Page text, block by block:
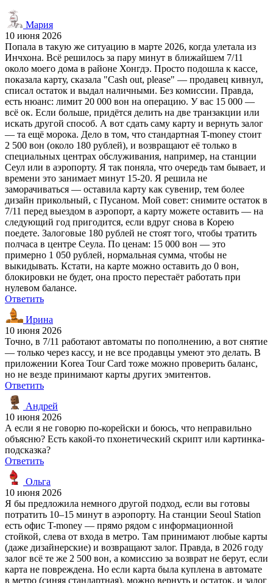
Мария
10 июня 2026
Попала в такую же ситуацию в марте 2026, когда улетала из
Инчхона. Всё решилось за пару минут в ближайшем 7/11
около моего дома в районе Хонгдэ. Просто подошла к кассе,
показала карту, сказала "Cash out, please" — продавец кивнул,
списал остаток и выдал наличными. Без комиссии. Правда,
есть нюанс: лимит 20 000 вон на операцию. У вас 15 000 —
всё ок. Если больше, придётся делить на две транзакции или
искать другой способ. А вот сдать саму карту и вернуть залог
— та ещё морока. Дело в том, что стандартная T-money стоит
2 500 вон (около 180 рублей), и возвращают её только в
специальных центрах обслуживания, например, на станции
Сеул или в аэропорту. Я так поняла, что очередь там бывает, и
времени это занимает минут 15-20. Я решила не
заморачиваться — оставила карту как сувенир, тем более
дизайн прикольный, с Пусаном. Мой совет: снимите остаток в
7/11 перед выездом в аэропорт, а карту можете оставить — на
следующий год пригодится, если вдруг снова в Корею
поедете. Залоговые 180 рублей не стоят того, чтобы тратить
полчаса в центре Сеула. По ценам: 15 000 вон — это
примерно 1 050 рублей, нормальная сумма, чтобы не
выкидывать. Кстати, на карте можно оставить до 0 вон,
блокировки не будет, она просто перестаёт работать при
нулевом балансе.
Ответить
Ирина
10 июня 2026
Точно, в 7/11 работают автоматы по пополнению, а вот снятие
— только через кассу, и не все продавцы умеют это делать. В
приложении Korea Tour Card тоже можно проверить баланс,
но не везде принимают карты других эмитентов.
Ответить
Андрей
10 июня 2026
А если я не говорю по-корейски и боюсь, что неправильно
объясню? Есть какой-то пхонетический скрипт или картинка-
подсказка?
Ответить
Ольга
10 июня 2026
Я бы предложила немного другой подход, если вы готовы
потратить 10–15 минут в аэропорту. На станции Seoul Station
есть офис T-money — прямо рядом с информационной
стойкой, слева от входа в метро. Там принимают любые карты
(даже дизайнерские) и возвращают залог. Правда, в 2026 году
залог всё те же 2 500 вон, а комиссию за возврат не берут, если
карта не повреждена. Но если карта была куплена в автомате
в метро (синяя стандартная), можно вернуть и остаток, и залог